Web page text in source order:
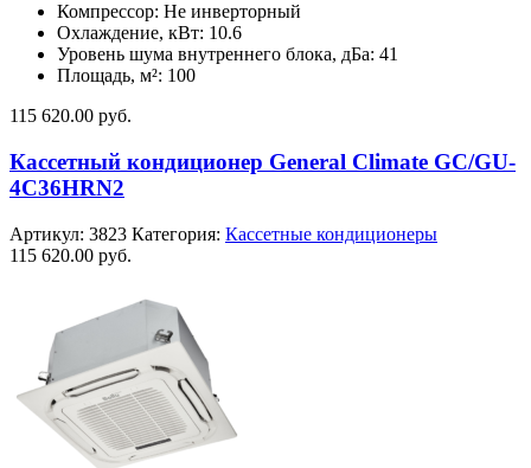
Компрессор: Не инверторный
Охлаждение, кВт: 10.6
Уровень шума внутреннего блока, дБа: 41
Площадь, м²: 100
115 620.00 руб.
Кассетный кондиционер General Climate GC/GU-
4C36HRN2
Артикул: 3823 Категория: Кассетные кондиционеры
115 620.00 руб.